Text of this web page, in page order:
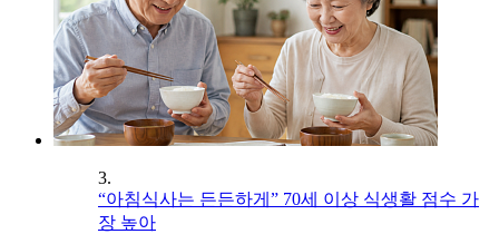
3.
“아침식사는 든든하게” 70세 이상 식생활 점수 가
장 높아